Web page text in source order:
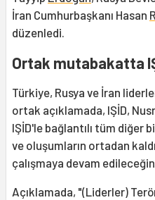
İran Cumhurbaşkanı Hasan
düzenledi.
Ortak mutabakatta
Türkiye, Rusya ve İran
ortak açıklamada, IŞİD,
IŞİD'le bağlantılı tüm diğer
ve oluşumların ortadan
çalışmaya devam
Açıklamada, "(Liderler)